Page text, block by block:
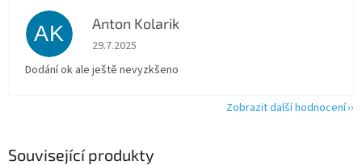
Související produkty
AK Anton Kolarik
Hodnocení obchodu je 5 z 5 hvězdiček.
29.7.2025
Dodání ok ale ještě nevyzkšeno
Zobrazit další hodnocení